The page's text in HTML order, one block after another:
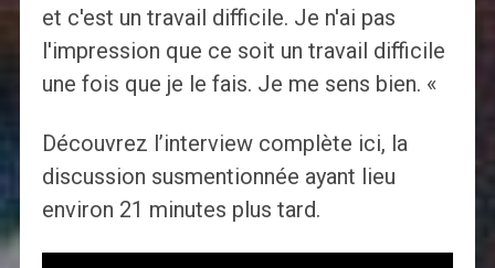
et c'est un travail difficile. Je n'ai pas
l'impression que ce soit un travail difficile
une fois que je le fais. Je me sens bien. «
Découvrez l’interview complète ici, la
discussion susmentionnée ayant lieu
environ 21 minutes plus tard.